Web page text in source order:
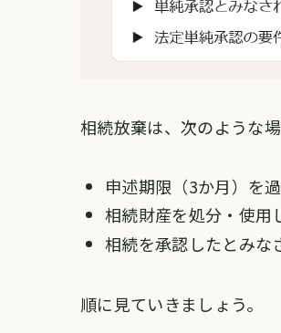
相続放棄は、次のような
申述期限（3か月）を
相続財産を処分・使用
相続を承認したとみな
順に見ていきましょう。